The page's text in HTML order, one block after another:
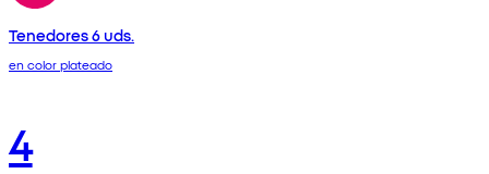
Tenedores 6 uds.
en color plateado
4